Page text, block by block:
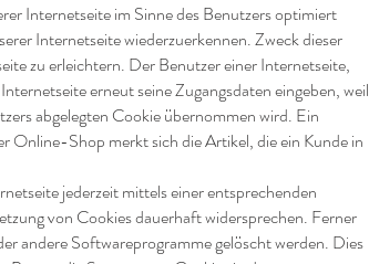
Internetseite im Sinne des Benutzers optimiert
Internetseite wiederzuerkennen. Zweck dieser
zu erleichtern. Der Benutzer einer Internetseite,
erneut seine Zugangsdaten eingeben, weil
abgelegten Cookie übernommen wird. Ein
Online-Shop merkt sich die Artikel, die ein Kunde in
jederzeit mittels einer entsprechenden
von Cookies dauerhaft widersprechen. Ferner
andere Softwareprogramme gelöscht werden. Dies